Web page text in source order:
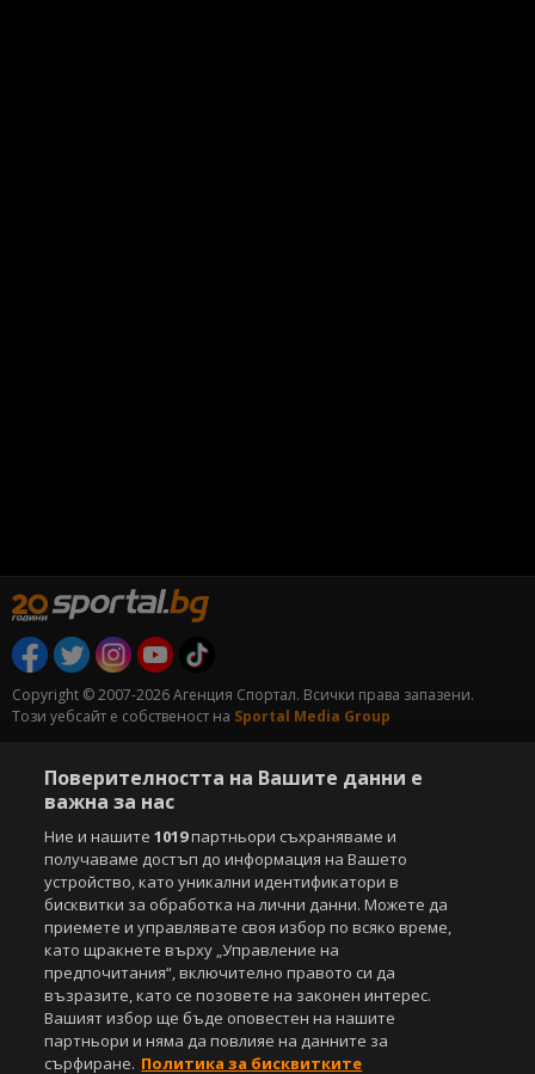
Copyright © 2007-2026 Агенция Спортал. Всички права запазени.
Този уебсайт е собственост на Sportal Media Group
Етични правила на НСС
Лични данни
Съдържанието на този уеб сайт и технологиите, използвани в него, са
под закрила на Закона за авторското право и сродните му права.
Всички статии, репортажи, интервюта и други текстови, графични и
видео материали, публикувани в сайта, са собственост на Агенция
Спортал, освен ако изрично е посочено друго. Допуска се
публикуване на текстови материали само след писмено съгласие на
Агенция Спортал, посочване на източника и добавяне на линк към
www.sportal.bg. Използването на графични и видео материали,
публикувани в сайта, е строго забранено. Нарушителите ще бъдат
санкционирани с цялата строгост на закона.
Поверителността на Вашите данни е
важна за нас
Ние и нашите1019партньори съхраняваме и
получаваме достъп до информация на Вашето
устройство, като уникални идентификатори в
бисквитки за обработка на лични данни. Можете да
приемете и управлявате своя избор по всяко време,
като щракнете върху „Управление на
предпочитания“, включително правото си да
възразите, като се позовете на законен интерес.
Вашият избор ще бъде оповестен на нашите
партньори и няма да повлияе на данните за
сърфиране. Политика за бисквитките